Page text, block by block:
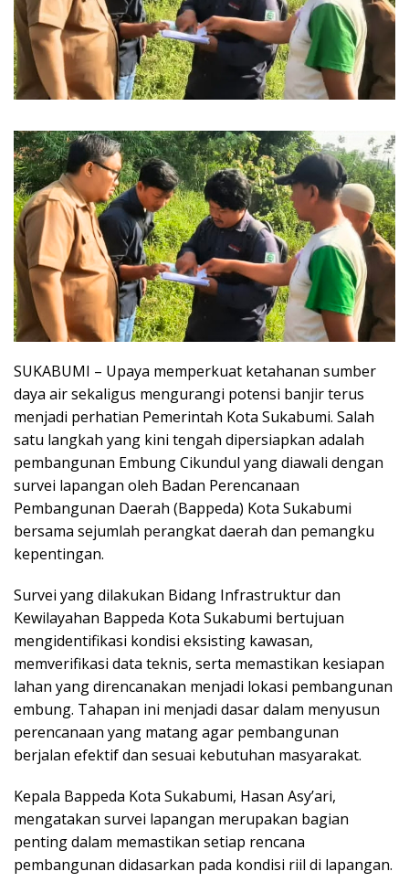
SUKABUMI – Upaya memperkuat ketahanan sumber
daya air sekaligus mengurangi potensi banjir terus
menjadi perhatian Pemerintah Kota Sukabumi. Salah
satu langkah yang kini tengah dipersiapkan adalah
pembangunan Embung Cikundul yang diawali dengan
survei lapangan oleh Badan Perencanaan
Pembangunan Daerah (Bappeda) Kota Sukabumi
bersama sejumlah perangkat daerah dan pemangku
kepentingan.
Survei yang dilakukan Bidang Infrastruktur dan
Kewilayahan Bappeda Kota Sukabumi bertujuan
mengidentifikasi kondisi eksisting kawasan,
memverifikasi data teknis, serta memastikan kesiapan
lahan yang direncanakan menjadi lokasi pembangunan
embung. Tahapan ini menjadi dasar dalam menyusun
perencanaan yang matang agar pembangunan
berjalan efektif dan sesuai kebutuhan masyarakat.
Kepala Bappeda Kota Sukabumi, Hasan Asy’ari,
mengatakan survei lapangan merupakan bagian
penting dalam memastikan setiap rencana
pembangunan didasarkan pada kondisi riil di lapangan.